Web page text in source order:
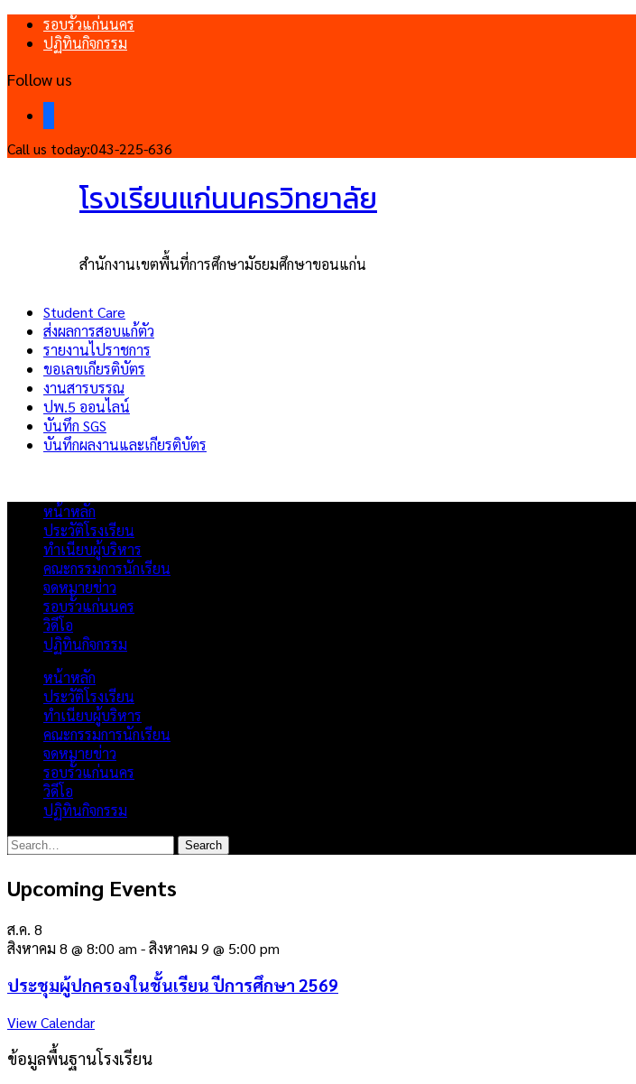
รอบรั้วแก่นนคร
ปฏิทินกิจกรรม
Follow us
Call us today:043-225-636
โรงเรียนแก่นนครวิทยาลัย
สำนักงานเขตพื้นที่การศึกษามัธยมศึกษาขอนแก่น
Student Care
ส่งผลการสอบแก้ตัว
รายงานไปราชการ
ขอเลขเกียรติบัตร
งานสารบรรณ
ปพ.5 ออนไลน์
บันทึก SGS
บันทึกผลงานและเกียรติบัตร
หน้าหลัก
ประวัติโรงเรียน
ทำเนียบผู้บริหาร
คณะกรรมการนักเรียน
จดหมายข่าว
รอบรั้วแก่นนคร
วิดีโอ
ปฏิทินกิจกรรม
หน้าหลัก
ประวัติโรงเรียน
ทำเนียบผู้บริหาร
คณะกรรมการนักเรียน
จดหมายข่าว
รอบรั้วแก่นนคร
วิดีโอ
ปฏิทินกิจกรรม
Upcoming Events
ส.ค. 8
สิงหาคม 8 @ 8:00 am -สิงหาคม 9 @ 5:00 pm
ประชุมผู้ปกครองในชั้นเรียน ปีการศึกษา 2569
View Calendar
ข้อมูลพื้นฐานโรงเรียน